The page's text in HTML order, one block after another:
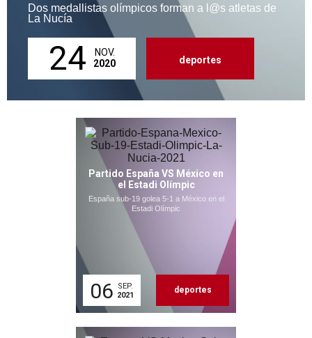
Dos medallistas olímpicos forman a l@s atletas de
La Nucía
24
NOV.
2020
deportes
Partido España VS México en
el Estadi Olímpic
España sub-19 golea 5-1 a México en el
Estadi Olímpic
06
SEP.
2021
deportes